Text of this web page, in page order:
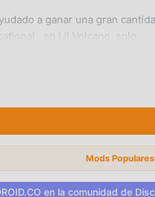
a ganar una gran
, en Lil Volcano, solo
todo el juego y
lo que le permite comunicarse
fanáticos, y en
Mods
en la comunidad de